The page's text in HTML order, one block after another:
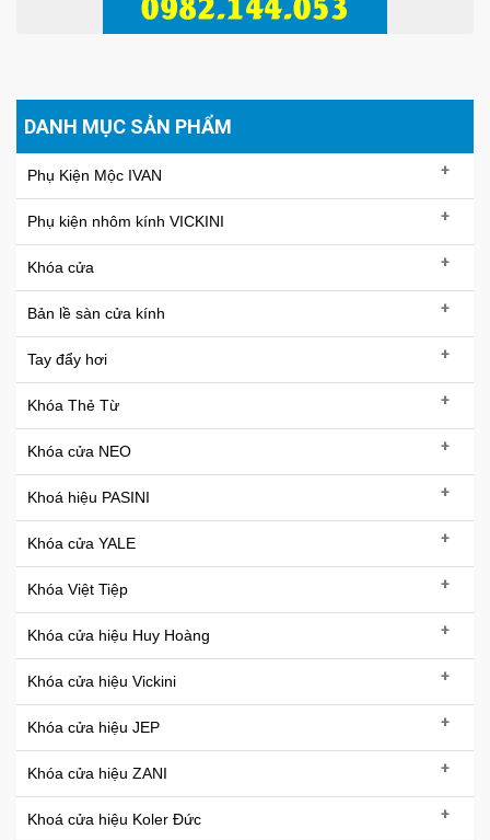
DANH MỤC SẢN PHẨM
Phụ Kiện Mộc IVAN +
Phụ kiện nhôm kính VICKINI +
Khóa cửa +
Bản lề sàn cửa kính +
Tay đẩy hơi +
Khóa Thẻ Từ +
Khóa cửa NEO +
Khoá hiệu PASINI +
Khóa cửa YALE +
Khóa Việt Tiệp +
Khóa cửa hiệu Huy Hoàng +
Khóa cửa hiệu Vickini +
Khóa cửa hiệu JEP +
Khóa cửa hiệu ZANI +
Khoá cửa hiệu Koler Đức +